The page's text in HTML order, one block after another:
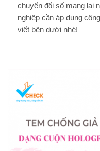
chuyển đổi số mang lại
nghiệp cần áp dụng
viết bên dưới nhé!